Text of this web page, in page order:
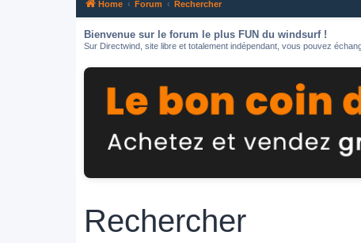
Home Forum Rechercher
Bienvenue sur le forum le plus FUN du windsurf !
Sur Directwind, site libre et totalement indépendant, vous pouvez
Rechercher